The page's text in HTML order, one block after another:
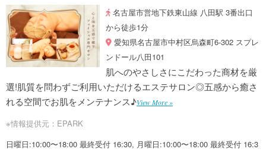
名古屋市営地下鉄東山線 八田駅 3番出口
から徒歩1分
愛知県名古屋市中村区烏森町6-302 スプレ
ンドール八田101
肌へのやさしさにこだわった商材を厳
選!肌質を問わずご利用いただけるエステサロン◎五感から癒さ
れる空間でお肌をメンテナンス♪View More »
※情報提供元：EPARK
日曜日:10:00〜18:00 最終受付 16:30, 月曜日:10:00〜18:00 最終受付 16:3